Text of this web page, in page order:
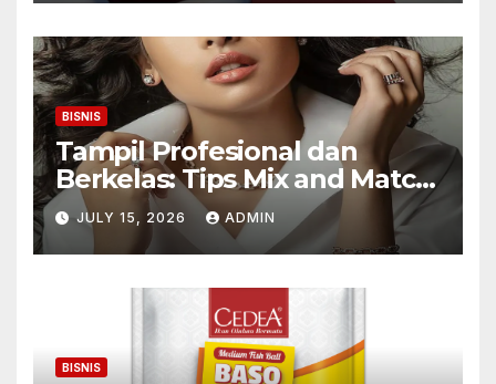
BISNIS
Tampil Profesional dan
Berkelas: Tips Mix and Match
Kalung Wanita untuk Wanita
Karier
JULY 15, 2026 ADMIN
BISNIS